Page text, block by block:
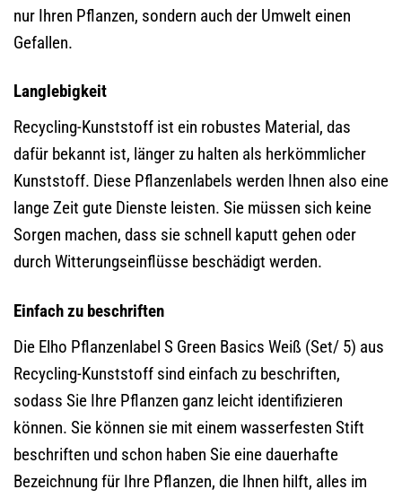
nur Ihren Pflanzen, sondern auch der Umwelt einen
Gefallen.
Langlebigkeit
Recycling-Kunststoff ist ein robustes Material, das
dafür bekannt ist, länger zu halten als herkömmlicher
Kunststoff. Diese Pflanzenlabels werden Ihnen also eine
lange Zeit gute Dienste leisten. Sie müssen sich keine
Sorgen machen, dass sie schnell kaputt gehen oder
durch Witterungseinflüsse beschädigt werden.
Einfach zu beschriften
Die Elho Pflanzenlabel S Green Basics Weiß (Set/ 5) aus
Recycling-Kunststoff sind einfach zu beschriften,
sodass Sie Ihre Pflanzen ganz leicht identifizieren
können. Sie können sie mit einem wasserfesten Stift
beschriften und schon haben Sie eine dauerhafte
Bezeichnung für Ihre Pflanzen, die Ihnen hilft, alles im